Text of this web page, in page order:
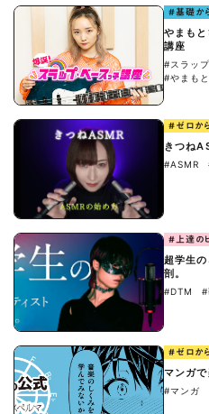
#基礎か
やまも
講座
#スラッ
#やまも
#ゼロか
きつね
#ASMR
#上達の
超学生
剖。
#DTM #
#ゼロか
マンガで
#マンガ